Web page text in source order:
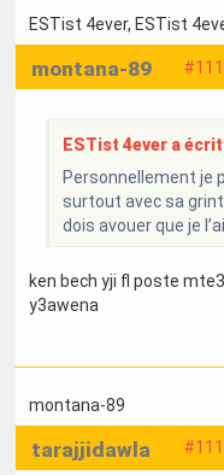
ESTist 4ever, ESTist
montana-89
ESTist 4ever a écrit
Personnellement je
surtout avec sa
dois avouer que je
ken bech yji fl poste
y3awena
montana-89
tarajjidawla